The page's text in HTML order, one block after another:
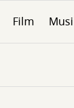
Film